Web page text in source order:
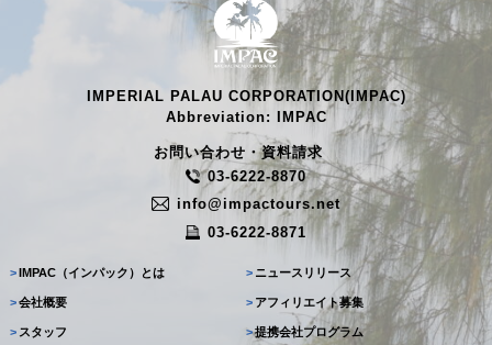
IMPERIAL PALAU CORPORATION(IMPAC)
Abbreviation: IMPAC
お問い合わせ・資料請求
03-6222-8870
info@impactours.net
03-6222-8871
> IMPAC（インパック）とは
>会社概要
> スタッフ
> ニュースリリース
> アフィリエイト募集
>提携会社プログラム